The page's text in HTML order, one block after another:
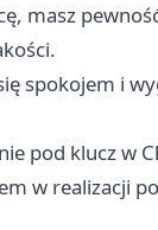
masz
spokojem i
pod klucz w
w realizacji